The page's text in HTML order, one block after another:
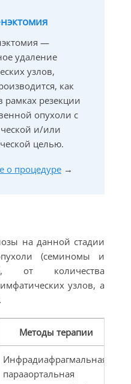
—
удаление
узлов,
как
рамках резекции
опухоли c
и/или
целью.
о процедуре →
на данной стадии
(семиномы и
от количества
узлов, а
Методы терапии
Инфрадиафрагмальная,
парааортальная